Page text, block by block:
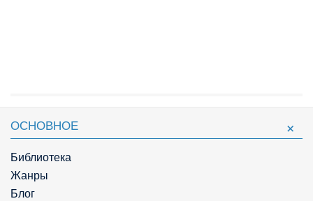
ОСНОВНОЕ
Библиотека
Жанры
Блог